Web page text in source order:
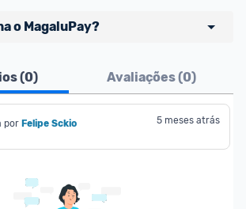
o MagaluPay?
abaixo:
ter o valor total da compra (produto
a quantia da sua conta
(0) Avaliações (0)
por Felipe Sckio 5 meses atrás